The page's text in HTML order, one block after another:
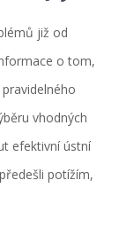
již od
o tom,
vhodných
efektivní ústní
potížím,